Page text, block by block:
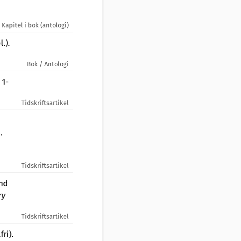
Kapitel i bok (antologi)
Bok / Antologi
1-
Tidskriftsartikel
Tidskriftsartikel
Tidskriftsartikel